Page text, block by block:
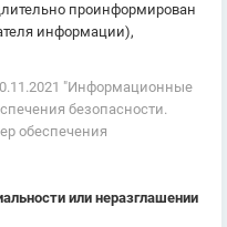
проинформирован
информации),
"Информационные
безопасности.
обеспечения
или неразглашении